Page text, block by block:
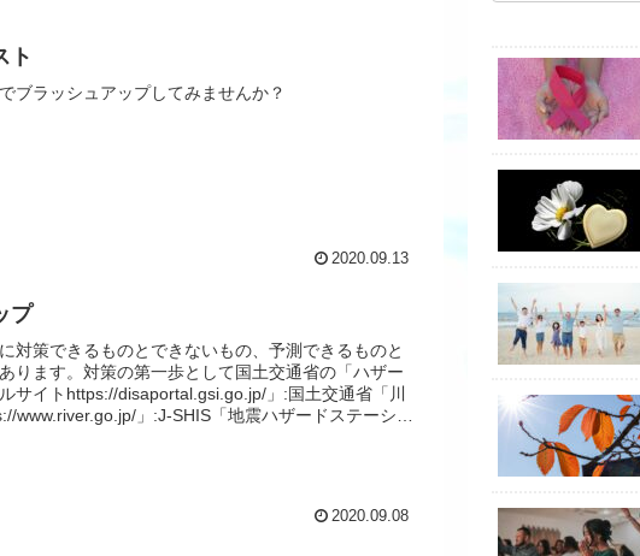
ト
ブラッシュアップしてみませんか？
2020.09.13
プ
対策できるものとできないもの、予測できるものと
ります。対策の第一歩として国土交通省の「ハザー
サイトhttps://disaportal.gsi.go.jp/」:国土交通省「川
www.river.go.jp/」:J-SHIS「地震ハザードステーショ
2020.09.08